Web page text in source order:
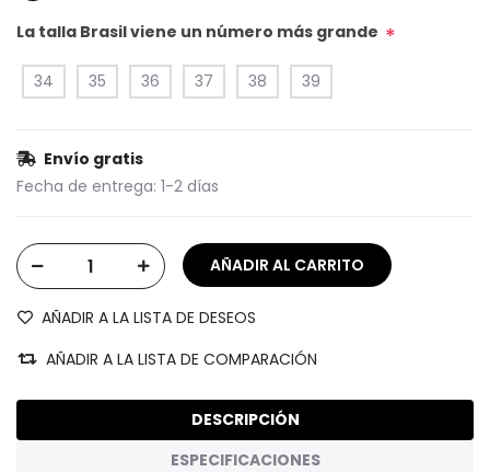
La talla Brasil viene un número más grande *
34 35 36 37 38 39
Envío gratis
Fecha de entrega: 1-2 días
AÑADIR A LA LISTA DE DESEOS
AÑADIR A LA LISTA DE COMPARACIÓN
DESCRIPCIÓN
ESPECIFICACIONES